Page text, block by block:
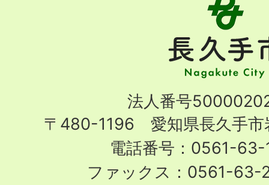
手
市
City
法人番号
〒480-1196 愛知県長久手市
電話番号：0561-63-
ファックス：0561-63-